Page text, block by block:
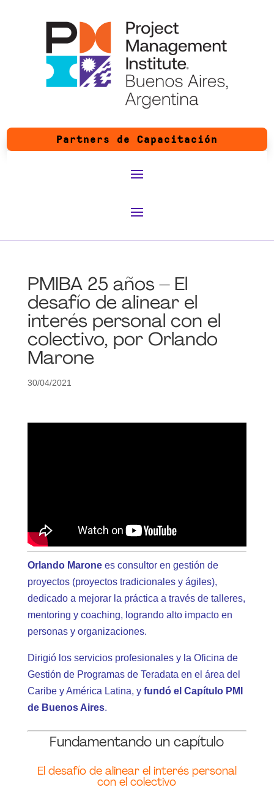
Partners de Capacitación
PMIBA 25 años – El
desafío de alinear el
interés personal con el
colectivo, por Orlando
Marone
30/04/2021
Orlando Maronees consultor en gestión de
proyectos (proyectos tradicionales y ágiles),
dedicado a mejorar la práctica a través de talleres,
mentoring y coaching, logrando alto impacto en
personas y organizaciones.
Dirigió los servicios profesionales y la Oficina de
Gestión de Programas de Teradata en el área del
Caribe y América Latina, y fundó el Capítulo PMI
de Buenos Aires.
Fundamentando un capítulo
El desafío de alinear el interés personal
con el colectivo